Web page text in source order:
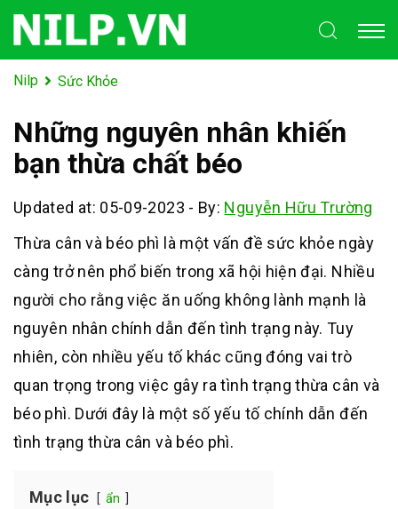
Nilp Sức Khỏe
Những nguyên nhân khiến
bạn thừa chất béo
Updated at: 05-09-2023 - By: Nguyễn Hữu Trường
Thừa cân và béo phì là một vấn đề sức khỏe ngày
càng trở nên phổ biến trong xã hội hiện đại. Nhiều
người cho rằng việc ăn uống không lành mạnh là
nguyên nhân chính dẫn đến tình trạng này. Tuy
nhiên, còn nhiều yếu tố khác cũng đóng vai trò
quan trọng trong việc gây ra tình trạng thừa cân và
béo phì. Dưới đây là một số yếu tố chính dẫn đến
tình trạng thừa cân và béo phì.
Mục lục ẩn